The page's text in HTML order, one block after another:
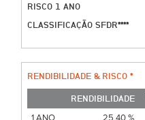
RISCO 1 ANO
CLASSIFICAÇÃO SFDR****
RENDIBILIDADE & RISCO *
RENDIBILIDADE